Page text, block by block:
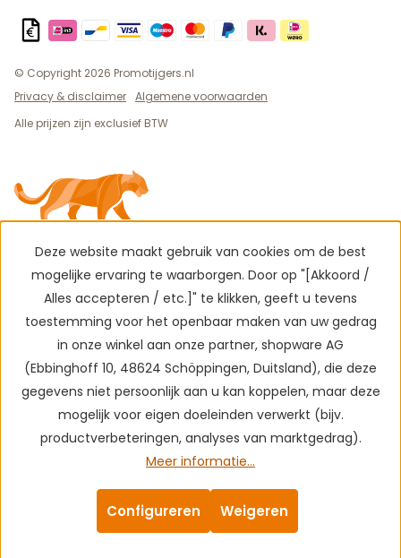
© Copyright 2026 Promotijgers.nl
Privacy & disclaimer Algemene voorwaarden
Alle prijzen zijn exclusief BTW
Deze website maakt gebruik van cookies om de best
mogelijke ervaring te waarborgen. Door op "[Akkoord /
Alles accepteren / etc.]" te klikken, geeft u tevens
toestemming voor het openbaar maken van uw gedrag
in onze winkel aan onze partner, shopware AG
(Ebbinghoff 10, 48624 Schöppingen, Duitsland), die deze
gegevens niet persoonlijk aan u kan koppelen, maar deze
mogelijk voor eigen doeleinden verwerkt (bijv.
productverbeteringen, analyses van marktgedrag).
Meer informatie...
Weigeren
Configureren